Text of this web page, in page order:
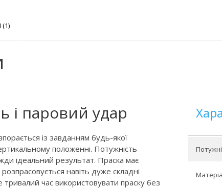
(1)
і паровий удар
із завданням будь-якої
положенні. Потужність
ідеальний результат. Праска має
навіть дуже складні
час використовувати праску без